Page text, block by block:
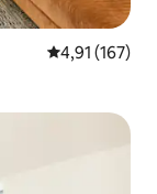
Vidutinis
4,91 (167)